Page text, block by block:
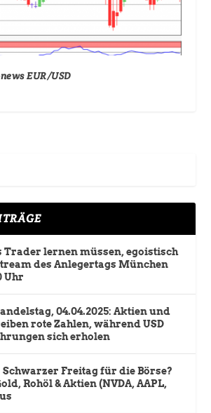
EUR/USD
Trader lernen müssen, egoistisch
des Anlegertags München
Uhr
04.04.2025: Aktien und
rote Zahlen, während USD
sich erholen
Freitag für die Börse?
Rohöl & Aktien (NVDA, AAPL,